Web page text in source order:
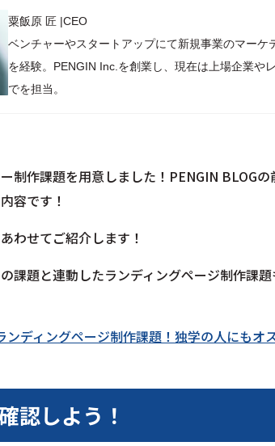
粟飯原 匠 |CEO
ベンチャーやスタートアップにて新規事業のマー
を経験。PENGIN Inc.を創業し、現在は上場企業や
でを担当。
制作課題を用意しました！PENGIN BLOG
容です！
わせてご紹介します！
課題と連動したランディングページ制作課
ンディングページ制作課題！独学の人にもオ
認しよう！